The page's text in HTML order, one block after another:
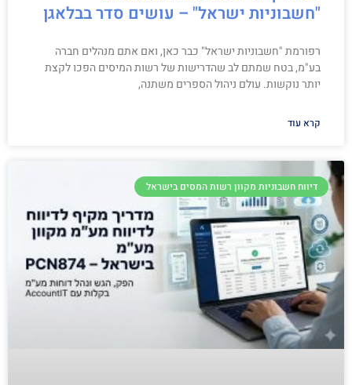
"חשבוניות ישראל" – עושים סדר בבלאגן
רפורמת "חשבוניות ישראל" כבר כאן, ואם אתם מנהלים חברה
בע"מ, בטח שמתם לב שהדרישות של רשות המיסים הפכו לקצת
יותר נוקשות. עולם ניהול הספרים משתנה,
קרא עוד
דיווח חשבוניות מקוון רשות המסים בישראל